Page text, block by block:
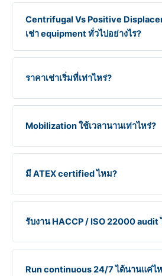
Centrifugal Vs Positive
เช่า equipment ทั่วไปอย่างไร?
ราคาเช่าเริ่มที่เท่าไหร่?
Mobilization ใช้เวลานานเท่าไหร่?
มี ATEX certified ไหม?
รับงาน HACCP / ISO 22000 audit
Run continuous 24/7 ได้นานแค่ไ